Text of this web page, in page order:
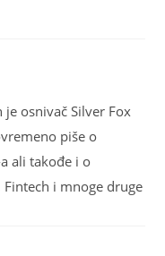
osnivač Silver Fox
piše o
ali takođe i o
i mnoge druge